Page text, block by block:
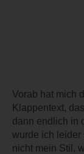
Vorab hat mich
Klappentext,
dann endlich in
wurde ich leider
nicht mein Stil,